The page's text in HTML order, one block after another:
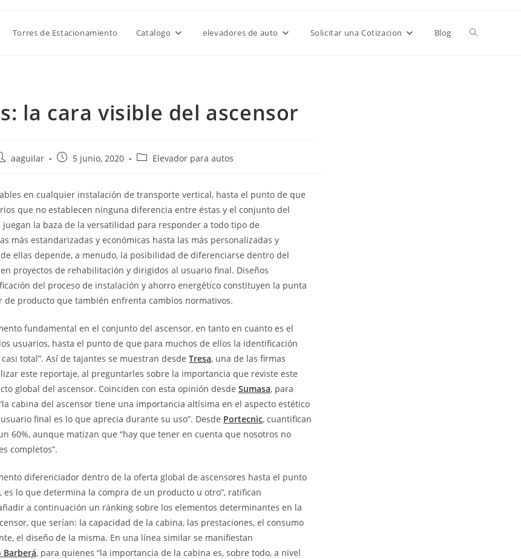
Torres de Estacionamiento Catalogo elevadores de auto Solicitar una Cotizacion Blog
la cara visible del ascensor
aaguilar 5 junio, 2020 Elevador para autos
en cualquier instalación de transporte vertical, hasta el punto de que
que no establecen ninguna diferencia entre éstas y el conjunto del
juegan la baza de la versatilidad para responder a todo tipo de
más estandarizadas y económicas hasta las más personalizadas y
ellas depende, a menudo, la posibilidad de diferenciarse dentro del
proyectos de rehabilitación y dirigidos al usuario final. Diseños
del proceso de instalación y ahorro energético constituyen la punta
de producto que también enfrenta cambios normativos.
fundamental en el conjunto del ascensor, en tanto en cuanto es el
usuarios, hasta el punto de que para muchos de ellos la identificación
total”. Así de tajantes se muestran desde Tresa, una de las firmas
este reportaje, al preguntarles sobre la importancia que reviste este
global del ascensor. Coinciden con esta opinión desde Sumasa, para
cabina del ascensor tiene una importancia altísima en el aspecto estético
final es lo que aprecia durante su uso”. Desde Portecnic, cuantifican
60%, aunque matizan que “hay que tener en cuenta que nosotros no
completos”.
diferenciador dentro de la oferta global de ascensores hasta el punto
es lo que determina la compra de un producto u otro”, ratifican
a continuación un ránking sobre los elementos determinantes en la
que serían: la capacidad de la cabina, las prestaciones, el consumo
el diseño de la misma. En una línea similar se manifiestan
Barberá, para quienes “la importancia de la cabina es, sobre todo, a nivel